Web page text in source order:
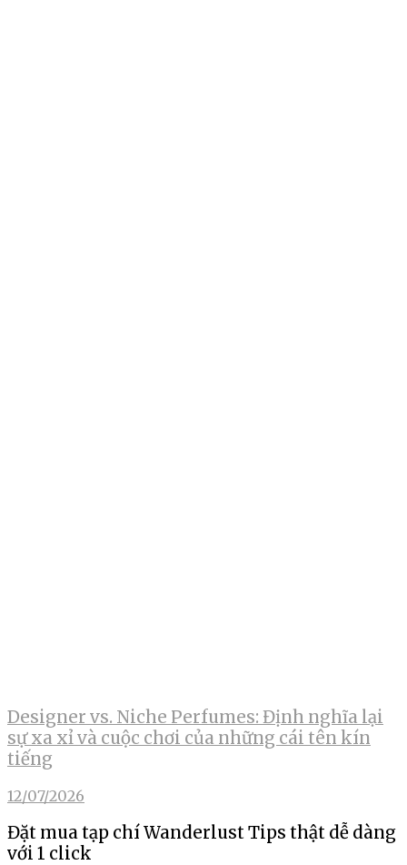
Designer vs. Niche Perfumes: Định nghĩa lại
sự xa xỉ và cuộc chơi của những cái tên kín
tiếng
12/07/2026
Đặt mua tạp chí Wanderlust Tips thật dễ dàng
với 1 click